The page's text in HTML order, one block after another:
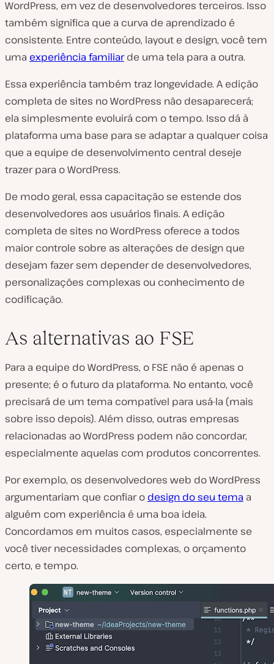
WordPress, em vez de desenvolvedores terceiros. Isso
também significa que a curva de aprendizado é
consistente. Entre conteúdo, layout e design, você tem
uma experiência familiarde uma tela para a outra.
Essa experiência também traz longevidade. A edição
completa de sites no WordPress não desaparecerá;
ela simplesmente evoluirá com o tempo. Isso dá à
plataforma uma base para se adaptar a qualquer coisa
que a equipe de desenvolvimento central deseje
trazer para o WordPress.
De modo geral, essa capacitação se estende dos
desenvolvedores aos usuários finais. A edição
completa de sites no WordPress oferece a todos
maior controle sobre as alterações de design que
desejam fazer sem depender de desenvolvedores,
personalizações complexas ou conhecimento de
codificação.
As alternativas ao FSE
Para a equipe do WordPress, o FSE não é apenas o
presente; é o futuro da plataforma. No entanto, você
precisará de um tema compatível para usá-la (mais
sobre isso depois). Além disso, outras empresas
relacionadas ao WordPress podem não concordar,
especialmente aquelas com produtos concorrentes.
Por exemplo, os desenvolvedores web do WordPress
argumentariam que confiar o design do seu tema a
alguém com experiência é uma boa ideia.
Concordamos em muitos casos, especialmente se
você tiver necessidades complexas, o orçamento
certo, e tempo.